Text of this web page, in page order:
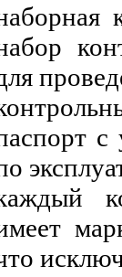
с